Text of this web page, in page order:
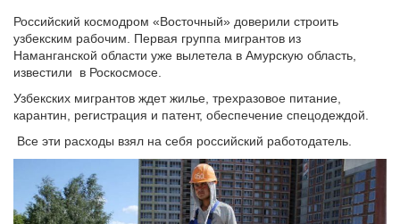
Российский космодром «Восточный» доверили строить
узбекским рабочим. Первая группа мигрантов из
Наманганской области уже вылетела в Амурскую область,
известили в Роскосмосе.
Узбекских мигрантов ждет жилье, трехразовое питание,
карантин, регистрация и патент, обеспечение спецодеждой.
Все эти расходы взял на себя российский работодатель.